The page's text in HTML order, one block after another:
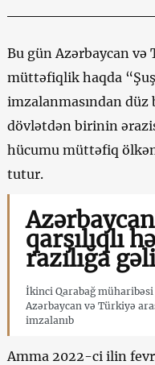
Bu gün Azərbaycan və
müttəfiqlik haqda
imzalanmasından
dövlətdən birinin
hücumu müttəfiq
tutur.
qarşılıqlı
razılığa
İkinci Qarabağ
Azərbaycan və Türkiyə
imzalanıb
Amma 2022-ci ilin